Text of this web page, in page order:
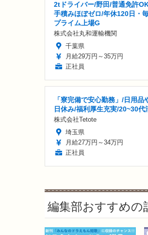
2tドライバー/野田/普通免許
手積みほぼゼロ/年休120日・
プライム上場G
株式会社丸和運輸機関
千葉県
月給29万円～35万円
正社員
「寮完備で安心勤務」/日用
日休み/福利厚生充実/20~30代
株式会社Tetote
埼玉県
月給27万円～34万円
正社員
編集部おすすめの